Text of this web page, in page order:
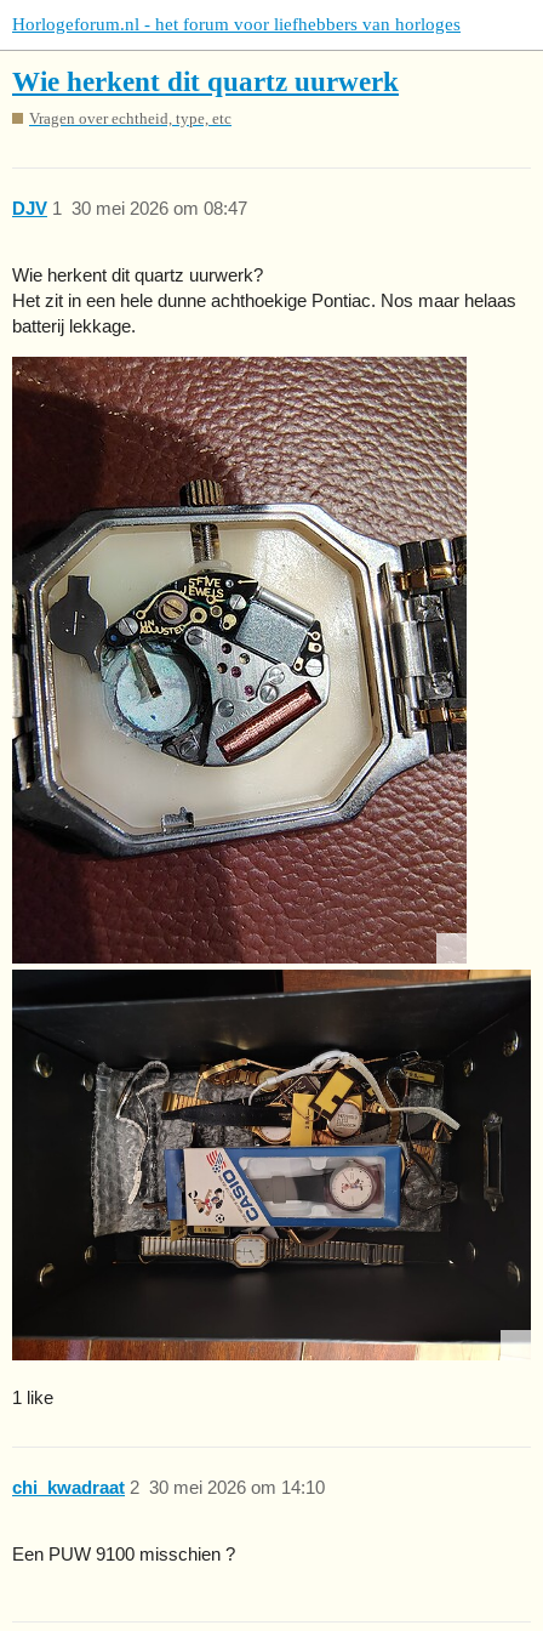
Horlogeforum.nl - het forum voor liefhebbers van horloges
Wie herkent dit quartz uurwerk
Vragen over echtheid, type, etc
DJV 30 mei 2026 om 08:47
1
Wie herkent dit quartz uurwerk?
Het zit in een hele dunne achthoekige Pontiac. Nos maar helaas
batterij lekkage.
1 like
chi_kwadraat 30 mei 2026 om 14:10
2
Een PUW 9100 misschien ?